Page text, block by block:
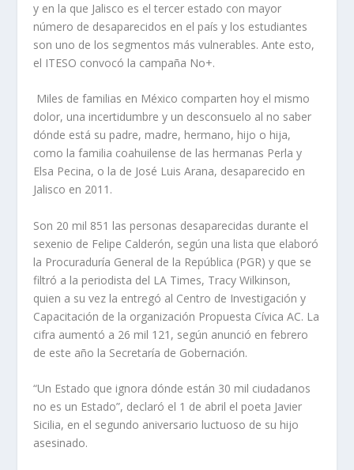
y en la que Jalisco es el tercer estado con mayor
número de desaparecidos en el país y los estudiantes
son uno de los segmentos más vulnerables. Ante esto,
el ITESO convocó la campaña No+.
Miles de familias en México comparten hoy el mismo
dolor, una incertidumbre y un desconsuelo al no saber
dónde está su padre, madre, hermano, hijo o hija,
como la familia coahuilense de las hermanas Perla y
Elsa Pecina, o la de José Luis Arana, desaparecido en
Jalisco en 2011.
Son 20 mil 851 las personas desaparecidas durante el
sexenio de Felipe Calderón, según una lista que elaboró
la Procuraduría General de la República (PGR) y que se
filtró a la periodista del LA Times, Tracy Wilkinson,
quien a su vez la entregó al Centro de Investigación y
Capacitación de la organización Propuesta Cívica AC. La
cifra aumentó a 26 mil 121, según anunció en febrero
de este año la Secretaría de Gobernación.
“Un Estado que ignora dónde están 30 mil ciudadanos
no es un Estado”, declaró el 1 de abril el poeta Javier
Sicilia, en el segundo aniversario luctuoso de su hijo
asesinado.